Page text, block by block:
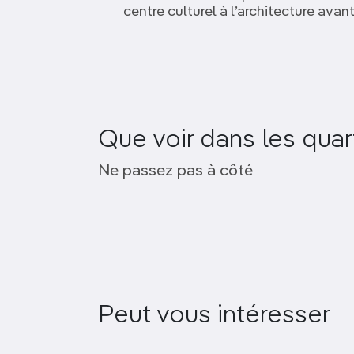
centre culturel à l’architecture
Que voir dans les
Ne passez pas à côté
Villa Torlonia
Etrusco di Villa Giulia
Peut vous intéresser